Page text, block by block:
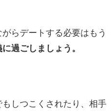
らデートする必要はもう
過ごしましょう。
しつこくされたり、相手